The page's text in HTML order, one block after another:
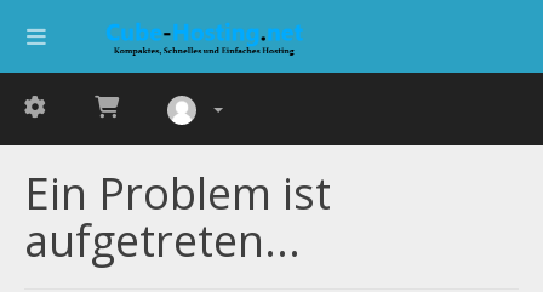
Ein Problem ist
aufgetreten...